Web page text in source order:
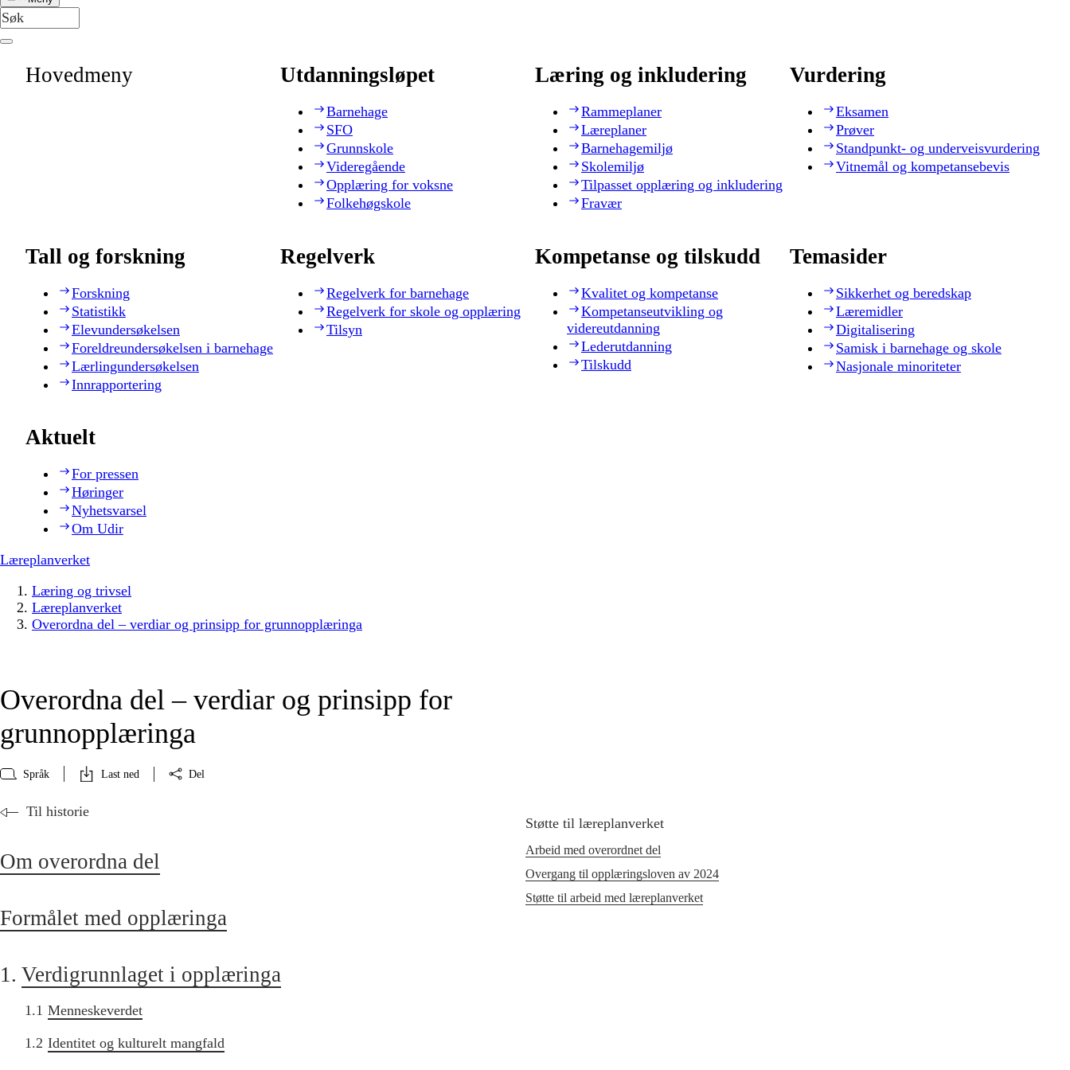
Hovedmeny Utdanningsløpet
Barnehage
SFO
Grunnskole
Videregående
Opplæring for voksne
Folkehøgskole
Læring og inkludering
Rammeplaner
Læreplaner
Barnehagemiljø
Skolemiljø
Tilpasset opplæring og inkludering
Fravær
Vurdering
Eksamen
Prøver
Standpunkt- og underveisvurdering
Vitnemål og kompetansebevis
Tall og forskning
Forskning
Statistikk
Elevundersøkelsen
Foreldreundersøkelsen i barnehage
Lærlingundersøkelsen
Innrapportering
Regelverk
Regelverk for barnehage
Regelverk for skole og opplæring
Tilsyn
Kompetanse og tilskudd
Kvalitet og kompetanse
Kompetanseutvikling og
videreutdanning
Lederutdanning
Tilskudd
Temasider
Sikkerhet og beredskap
Læremidler
Digitalisering
Samisk i barnehage og skole
Nasjonale minoriteter
Aktuelt
For pressen
Høringer
Nyhetsvarsel
Om Udir
Læreplanverket
Læring og trivsel
Læreplanverket
Overordna del – verdiar og prinsipp for grunnopplæringa
Overordna del – verdiar og prinsipp for
grunnopplæringa
Språk Last ned Del
Til historie
Om overordna del
Formålet med opplæringa
1. Verdigrunnlaget i opplæringa
1.1 Menneskeverdet
1.2 Identitet og kulturelt mangfald
Støtte til læreplanverket
Arbeid med overordnet del
Overgang til opplæringsloven av 2024
Støtte til arbeid med læreplanverket